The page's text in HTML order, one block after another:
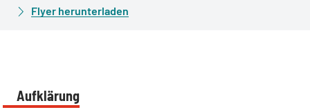
Flyer herunterladen
Aufklärung